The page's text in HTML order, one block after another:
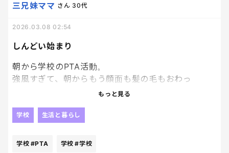
ーー😭😭😭😭😭😭
6年間って、あっという間すぎる…
こんなに早いんだね。
息子が小1になる時に始めた仕事も、丸5年。
なんか色々感慨深いなぁ🥲
しんどい始まり
三兄妹ママ さん 30代
2026.03.08 02:54
朝から学校のPTA活動。
強風すぎて、朝からもう顔面も髪の毛もおわっ
ちなみにまつ毛も終わった。笑
に風呂に入りたい。笑
もっと見る
学校 生活と暮らし
学校 #PTA 学校 #学校